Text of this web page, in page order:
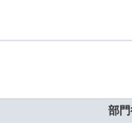
部